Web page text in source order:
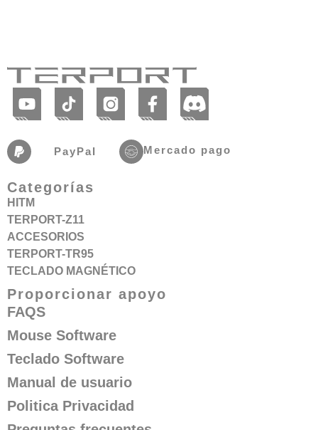
PayPaI Mercado pago
Categorías
HITM
TERPORT-Z11
ACCESORIOS
TERPORT-TR95
TECLADO MAGNÉTICO
Proporcionar apoyo
FAQS
Mouse Software
Teclado Software
Manual de usuario
Politica Privacidad